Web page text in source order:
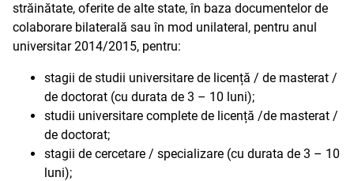
străinătate, oferite de alte state, în baza documentelor de
colaborare bilaterală sau în mod unilateral, pentru anul
universitar 2014/2015, pentru:
stagii de studii universitare de licență / de masterat /
de doctorat (cu durata de 3 – 10 luni);
studii universitare complete de licență /de masterat /
de doctorat;
stagii de cercetare / specializare (cu durata de 3 – 10
luni);